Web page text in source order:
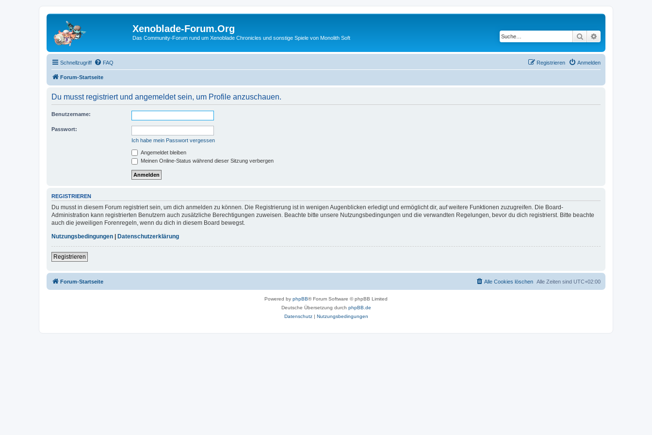
Xenoblade-Forum.Org
Das Community-Forum rund um Xenoblade Chronicles und sonstige Spiele von Monolith Soft Suche
Schnellzugriff FAQ Anmelden
Registrieren
Forum-Startseite
Du musst registriert und angemeldet sein, um Profile anzuschauen.
Benutzername:
Passwort:
Ich habe mein Passwort vergessen
Angemeldet bleiben
Meinen Online-Status während dieser Sitzung verbergen
REGISTRIEREN
Du musst in diesem Forum registriert sein, um dich anmelden zu können. Die Registrierung ist in wenigen Augenblicken erledigt und ermöglicht dir, auf weitere Funktionen zuzugreifen. Die Board-
Administration kann registrierten Benutzern auch zusätzliche Berechtigungen zuweisen. Beachte bitte unsere Nutzungsbedingungen und die verwandten Regelungen, bevor du dich registrierst. Bitte beachte
auch die jeweiligen Forenregeln, wenn du dich in diesem Board bewegst.
Nutzungsbedingungen
Datenschutzerklärung
Registrieren
Forum-Startseite Alle Zeiten sind UTC+02:00
Alle Cookies löschen
Powered by phpBB® Forum Software © phpBB Limited
Deutsche Übersetzung durch phpBB.de
Datenschutz| Nutzungsbedingungen